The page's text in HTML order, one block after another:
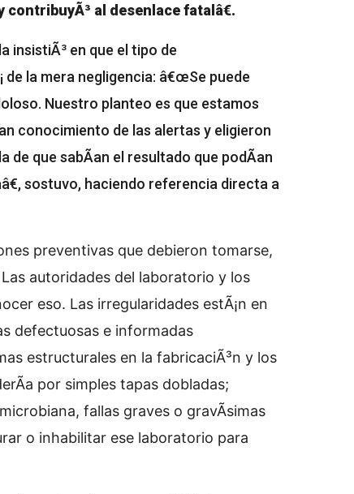
al desenlace fatalâ€.
insistiÃ³ en que el tipo de
de la mera negligencia: â€œSe puede
Nuestro planteo es que estamos
conocimiento de las alertas y eligieron
de que sabÃ­an el resultado que podÃ­an
sostuvo, haciendo referencia directa a
preventivas que debieron tomarse,
autoridades del laboratorio y los
eso. Las irregularidades estÃ¡n en
defectuosas e informadas
estructurales en la fabricaciÃ³n y los
por simples tapas dobladas;
fallas graves o gravÃ­simas
o inhabilitar ese laboratorio para